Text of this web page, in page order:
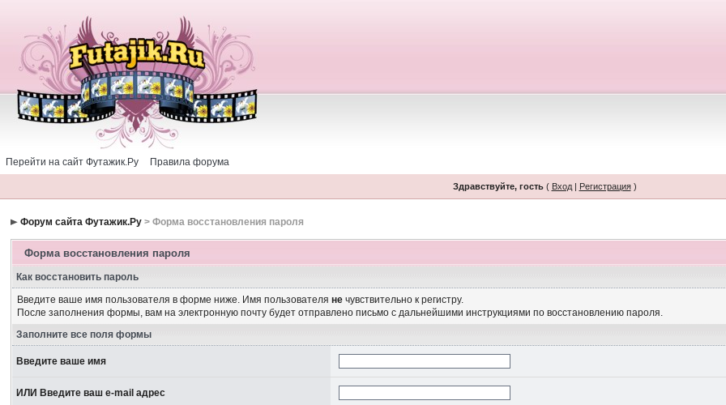
Перейти на сайт Футажик.Ру Правила форума
Здравствуйте, гость( Вход| Регистрация)
Форум сайта Футажик.Ру > Форма восстановления пароля
Форма восстановления пароля
Как восстановить пароль
Введите ваше имя пользователя в форме ниже. Имя пользователяне чувствительно к регистру.
После заполнения формы, вам на электронную почту будет отправлено письмо с дальнейшими инструкциями по восстановлению пароля.
Заполните все поля формы
Введите ваше имя
ИЛИ Введите ваш e-mail адрес